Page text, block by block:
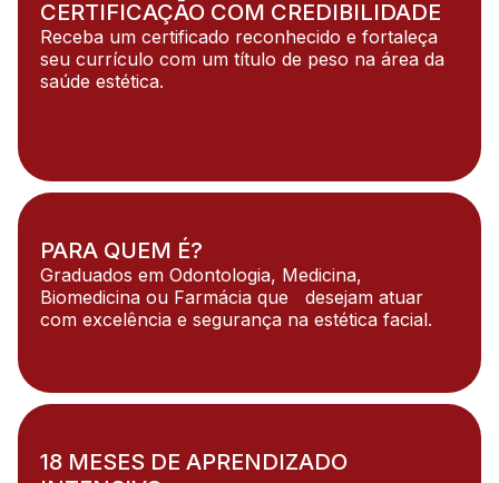
CERTIFICAÇÃO COM CREDIBILIDADE
Receba um certificado reconhecido e fortaleça
seu currículo com um título de peso na área da
saúde estética.
PARA QUEM É?
Graduados em Odontologia, Medicina,
Biomedicina ou Farmácia que desejam atuar
com excelência e segurança na estética facial.
18 MESES DE APRENDIZADO